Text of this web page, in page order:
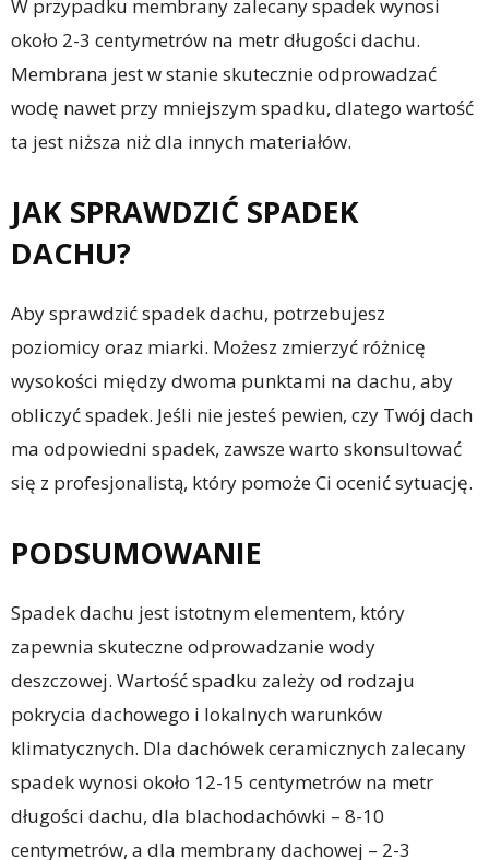
W przypadku membrany zalecany spadek wynosi
około 2-3 centymetrów na metr długości dachu.
Membrana jest w stanie skutecznie odprowadzać
wodę nawet przy mniejszym spadku, dlatego wartość
ta jest niższa niż dla innych materiałów.
JAK SPRAWDZIĆ SPADEK
DACHU?
Aby sprawdzić spadek dachu, potrzebujesz
poziomicy oraz miarki. Możesz zmierzyć różnicę
wysokości między dwoma punktami na dachu, aby
obliczyć spadek. Jeśli nie jesteś pewien, czy Twój dach
ma odpowiedni spadek, zawsze warto skonsultować
się z profesjonalistą, który pomoże Ci ocenić sytuację.
PODSUMOWANIE
Spadek dachu jest istotnym elementem, który
zapewnia skuteczne odprowadzanie wody
deszczowej. Wartość spadku zależy od rodzaju
pokrycia dachowego i lokalnych warunków
klimatycznych. Dla dachówek ceramicznych zalecany
spadek wynosi około 12-15 centymetrów na metr
długości dachu, dla blachodachówki – 8-10
centymetrów, a dla membrany dachowej – 2-3